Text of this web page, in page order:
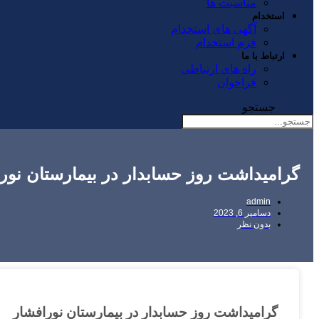
مناسبت ها
استخدام
آگهی های استخدام
فرم استخدام
ارتباط با ما
راه های ارتباطی
فراخوان
جستجو
گرامیداشت روز حسابدار در بیمارستان
admin
دسامبر 6, 2023
بدون نظر
گرامیداشت روز حسابدار در بیمارستان نورافشار